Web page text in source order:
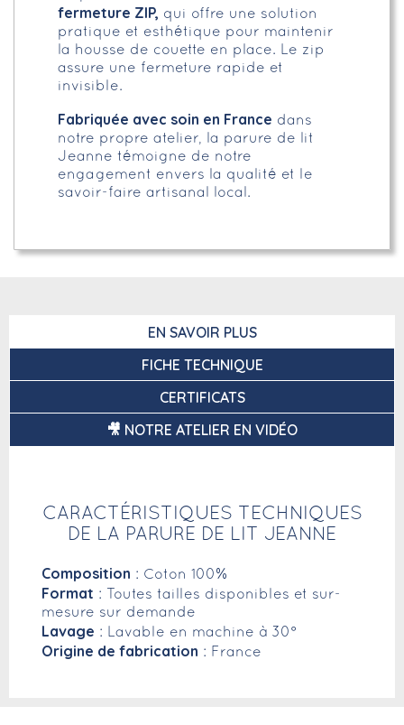
fermeture ZIP, qui offre une solution
pratique et esthétique pour maintenir
la housse de couette en place. Le zip
assure une fermeture rapide et
invisible.
Fabriquée avec soin en France dans
notre propre atelier, la parure de lit
Jeanne témoigne de notre
engagement envers la qualité et le
savoir-faire artisanal local.
EN SAVOIR PLUS
FICHE TECHNIQUE
CERTIFICATS
🎥 NOTRE ATELIER EN VIDÉO
CARACTÉRISTIQUES TECHNIQUES
DE LA PARURE DE LIT JEANNE
Composition : Coton 100%
Format : Toutes tailles disponibles et sur-
mesure sur demande
Lavage : Lavable en machine à 30°
Origine de fabrication : France